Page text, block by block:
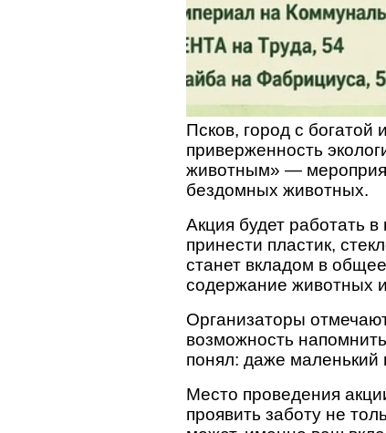
Псков, город с
приверженность
животным» —
бездомных животных.
Акция будет работать
принести пластик,
станет вкладом в
содержание животных
Организаторы
возможность
понял: даже маленький
Место проведения
проявить заботу не